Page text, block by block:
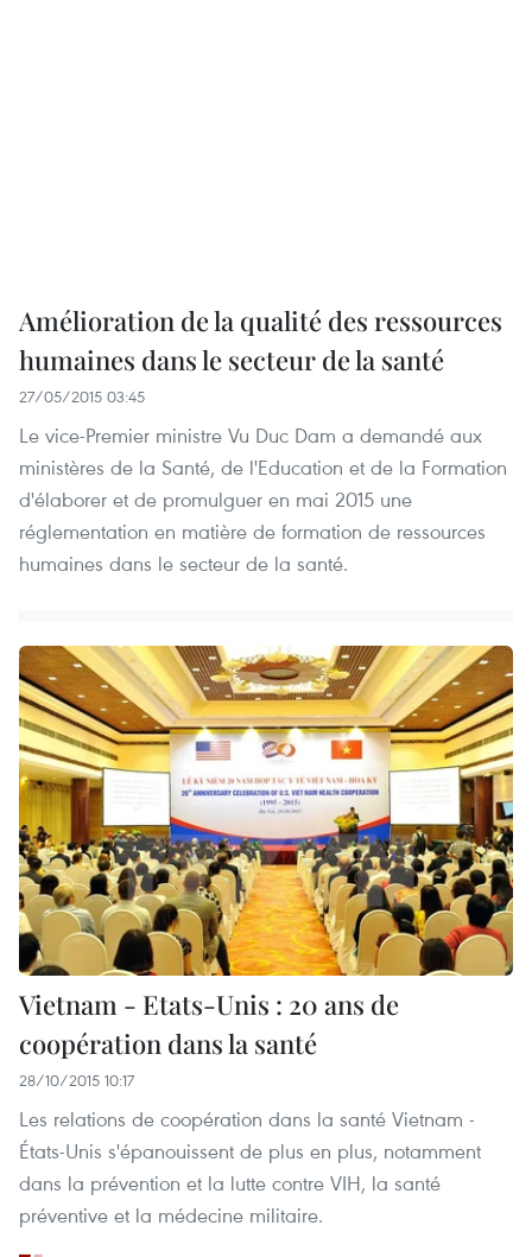
Amélioration de la qualité des ressources
humaines dans le secteur de la santé
27/05/2015 03:45
Le vice-Premier ministre Vu Duc Dam a demandé aux
ministères de la Santé, de l'Education et de la Formation
d'élaborer et de promulguer en mai 2015 une
réglementation en matière de formation de ressources
humaines dans le secteur de la santé.
Vietnam - Etats-Unis : 20 ans de
coopération dans la santé
28/10/2015 10:17
Les relations de coopération dans la santé Vietnam -
États-Unis s'épanouissent de plus en plus, notamment
dans la prévention et la lutte contre VIH, la santé
préventive et la médecine militaire.